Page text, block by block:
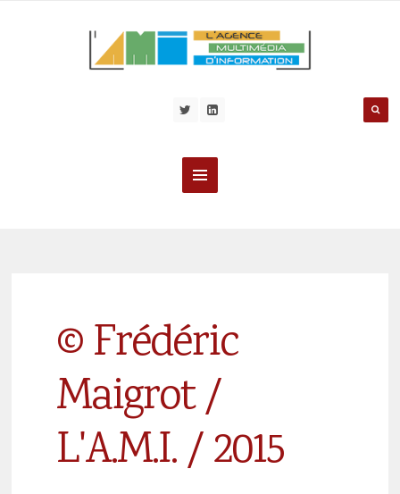
© Frédéric
Maigrot /
L'A.M.I. / 2015